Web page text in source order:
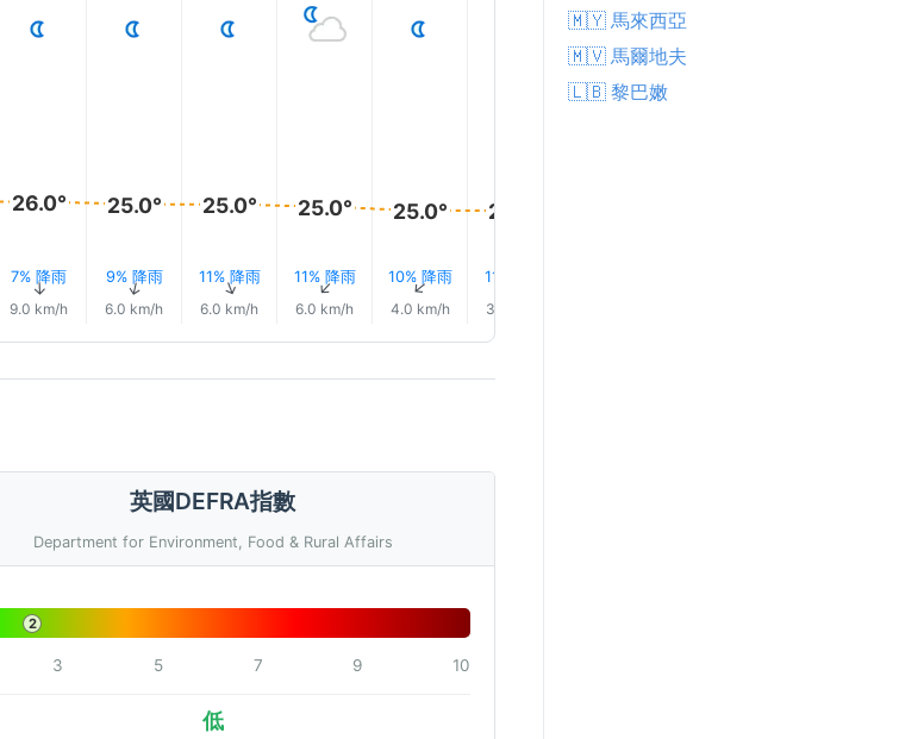
26.0°
7% 降雨
↑
9.0 km/h
25.0°
9% 降雨
↑
6.0 km/h
25.0°
11% 降雨
↑
6.0 km/h
25.0°
11% 降雨
↑
6.0 km/h
25.0°
10% 降雨
↑
4.0 km/h
25.0°
11% 降雨
3.0 km/h
英國DEFRA指數
Department for Environment, Food & Rural Affairs
2
3 5 7 9 10
低
🇲🇾 馬來西亞
🇲🇻 馬爾地夫
🇱🇧 黎巴嫩